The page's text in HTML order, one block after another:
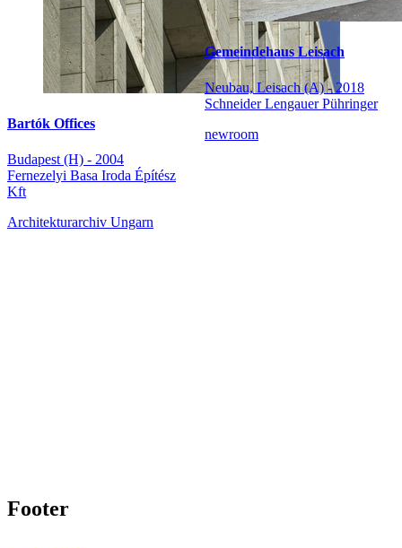
Bartók Offices
Budapest (H) - 2004
Fernezelyi Basa Iroda Építész
Kft
Architekturarchiv Ungarn
Gemeindehaus Leisach
Neubau, Leisach (A) - 2018
Schneider Lengauer Pühringer
newroom
Footer